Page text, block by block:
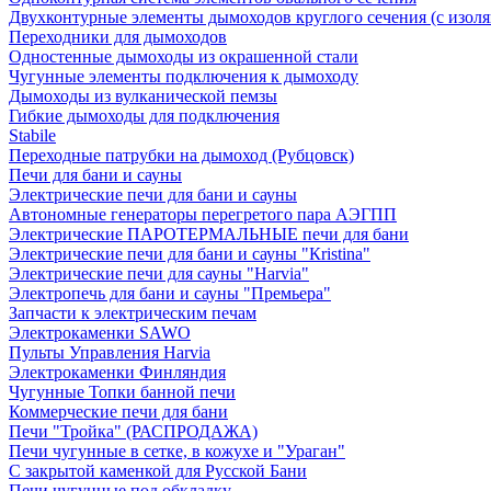
Двухконтурные элементы дымоходов круглого сечения (с
Переходники для дымоходов
Одностенные дымоходы из окрашенной стали
Чугунные элементы подключения к дымоходу
Дымоходы из вулканической пемзы
Гибкие дымоходы для подключения
Stabile
Переходные патрубки на дымоход (Рубцовск)
Печи для бани и сауны
Электрические печи для бани и сауны
Автономные генераторы перегретого пара АЭГПП
Электрические ПАРОТЕРМАЛЬНЫЕ печи для бани
Электрические печи для бани и сауны "Кristina"
Электрические печи для сауны "Harvia"
Электропечь для бани и сауны "Премьера"
Запчасти к электрическим печам
Электрокаменки SAWO
Пульты Управления Harvia
Электрокаменки Финляндия
Чугунные Топки банной печи
Коммерческие печи для бани
Печи "Тройка" (РАСПРОДАЖА)
Печи чугунные в сетке, в кожухе и "Ураган"
С закрытой каменкой для Русской Бани